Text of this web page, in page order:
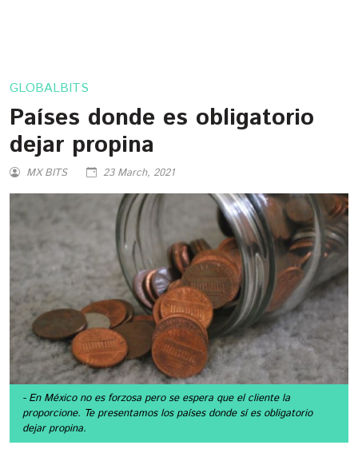
GLOBALBITS
Países donde es obligatorio
dejar propina
MX BITS 23 March, 2021
- En México no es forzosa pero se espera que el cliente la
proporcione. Te presentamos los países donde sí es obligatorio
dejar propina.